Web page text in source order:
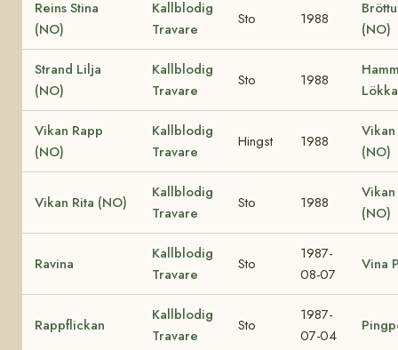
Reins Stina
(NO)
Kallblodig
Travare
Sto 1988
(NO)
Strand Lilja
(NO)
Kallblodig
Travare
Sto 1988
Vikan Rapp
(NO)
Kallblodig
Travare
Hingst 1988
(NO)
Vikan Rita (NO)
Kallblodig
Travare
Sto 1988
(NO)
Ravina
Kallblodig
Travare
Sto
1987-
08-07
Vina
Rappflickan
Kallblodig
Travare
Sto
1987-
07-04